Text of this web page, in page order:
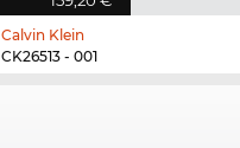
Calvin Klein
CK26513 - 001